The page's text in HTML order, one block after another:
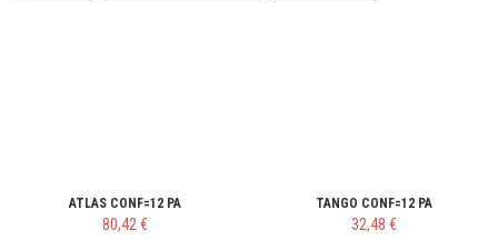
ATLAS CONF=12 PA
80,42 €
TANGO CONF=12 PA
32,48 €